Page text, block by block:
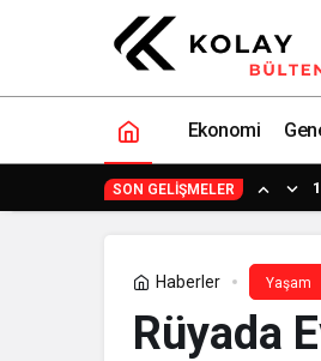
Ekonomi
SON GELIŞMELER
Haberler Yaşam
Rüyada
Rüyada Evdeki